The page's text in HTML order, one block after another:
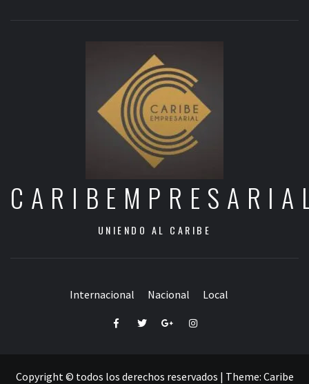
UNIENDO AL CARIBE
Internacional Nacional Local
FacebookTwitterGoogle+Instagram
Copyright © todos los derechos reservados | Theme: Caribe